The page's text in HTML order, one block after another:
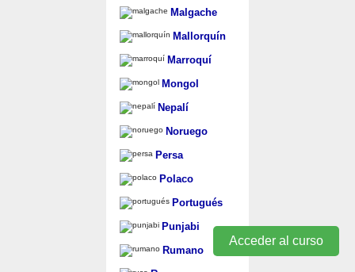
Acceder al curso
Malgache
Mallorquín
Marroquí
Mongol
Nepalí
Noruego
Persa
Polaco
Portugués
Punjabi
Rumano